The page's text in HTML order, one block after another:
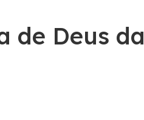
de Deus da